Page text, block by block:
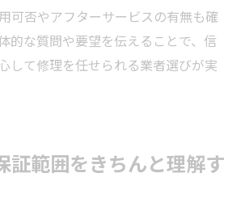
可否やアフターサービスの有無も確
的な質問や要望を伝えることで、信
して修理を任せられる業者選びが実
証範囲をきちんと理解す